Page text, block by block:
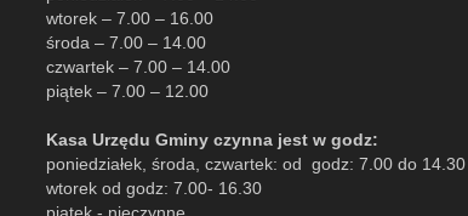
wtorek – 7.00 – 16.00
środa – 7.00 – 14.00
czwartek – 7.00 – 14.00
piątek – 7.00 – 12.00
Kasa Urzędu Gminy czynna jest w godz:
poniedziałek, środa, czwartek: od godz: 7.00 do 14.30
wtorek od godz: 7.00- 16.30